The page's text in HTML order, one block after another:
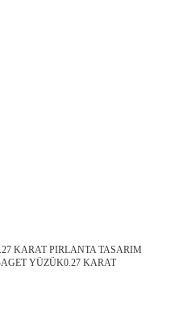
KARAT PIRLANTA TASARIM
YÜZÜK0.27 KARAT